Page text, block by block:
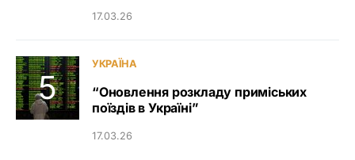
17.03.26
УКРАЇНА
“Оновлення розкладу приміських
поїздів в Україні”
17.03.26